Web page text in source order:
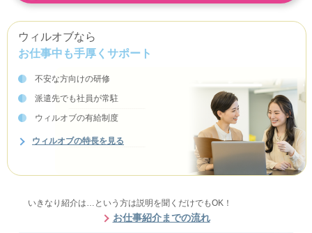
ウィルオブなら
お仕事中も手厚くサポート
不安な方向けの研修
派遣先でも社員が常駐
ウィルオブの有給制度
ウィルオブの特長を見る
いきなり紹介は…という方は説明を聞くだけでもOK！
お仕事紹介までの流れ